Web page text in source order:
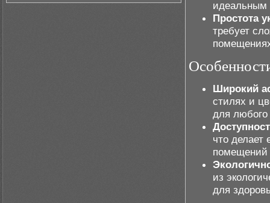
идеальным
Простота
требует
Широкий
стилях и
для
что
из
для